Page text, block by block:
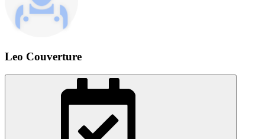
Leo Couverture